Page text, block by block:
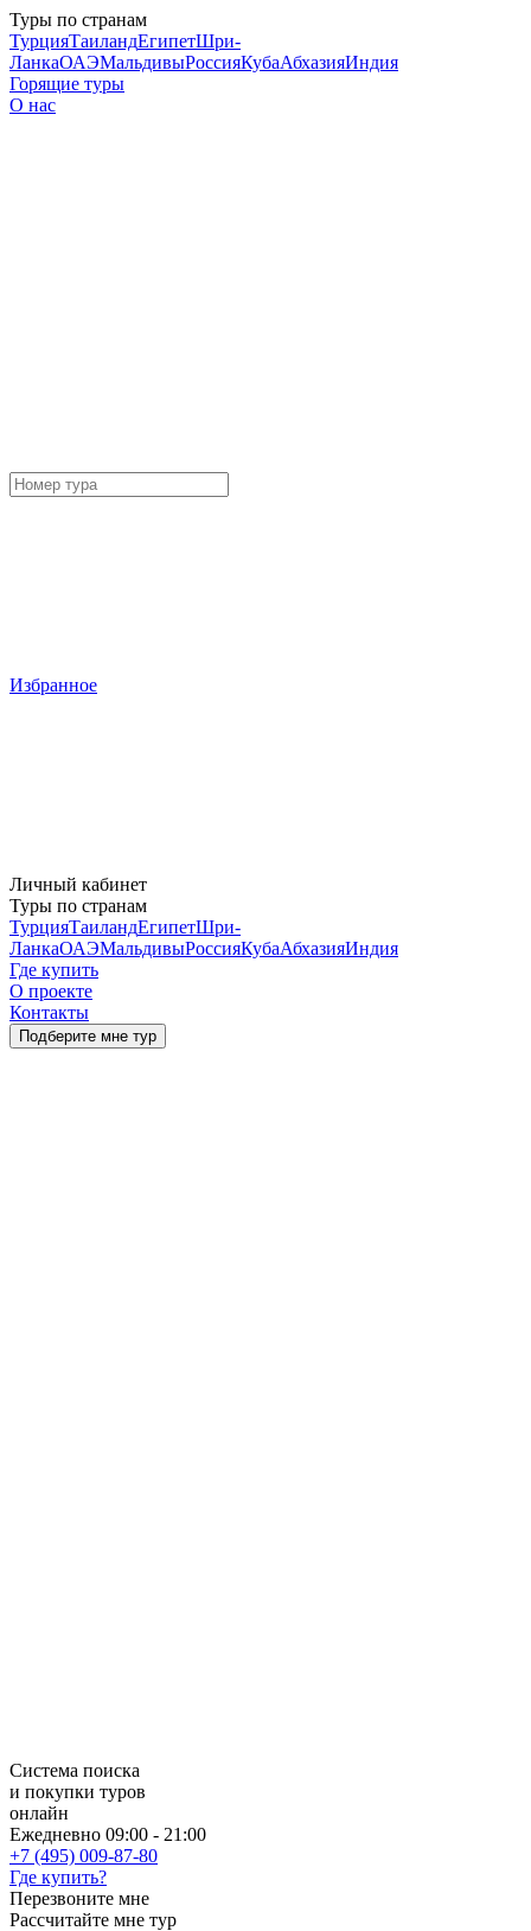
Туры по странам
ТурцияТаиландЕгипетШри-
ЛанкаОАЭМальдивыРоссияКубаАбхазияИндия
Горящие туры
О нас
Избранное
Личный кабинет
Туры по странам
ТурцияТаиландЕгипетШри-
ЛанкаОАЭМальдивыРоссияКубаАбхазияИндия
Где купить
О проекте
Контакты
Подберите мне тур
Система поиска
и покупки туров
онлайн
Ежедневно 09:00 - 21:00
+7 (495) 009-87-80
Где купить?
Перезвоните мне
Рассчитайте мне тур